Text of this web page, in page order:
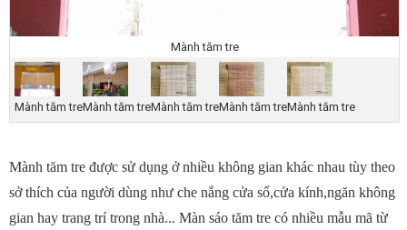
Mành tăm tre
Mành tăm treMành tăm treMành tăm treMành tăm treMành tăm tre
Mành tăm tre được sử dụng ở nhiều không gian khác nhau tùy theo
sở thích của người dùng như che nắng cửa sổ,cửa kính,ngăn không
gian hay trang trí trong nhà... Màn sáo tăm tre có nhiều mẫu mã từ